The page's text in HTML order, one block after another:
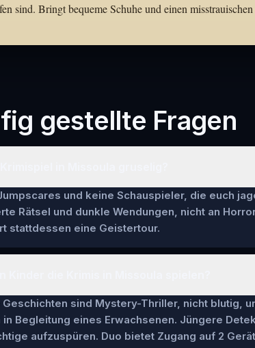
sind. Bringt bequeme Schuhe und einen
gestellte Fragen
und keine Schauspieler, die euch
Rätsel und dunkle Wendungen, nicht an
stattdessen eine Geistertour.
Geschichten sind Mystery-Thriller, nicht blutig,
in Begleitung eines Erwachsenen. Jüngere
aufzuspüren. Duo bietet Zugang auf 2